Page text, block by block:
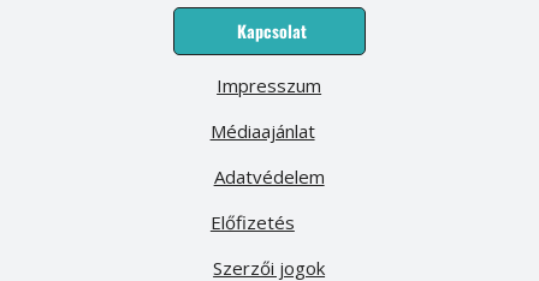
Kapcsolat
Médiaajánlat
Előfizetés
Impresszum
Adatvédelem
Szerzői jogok